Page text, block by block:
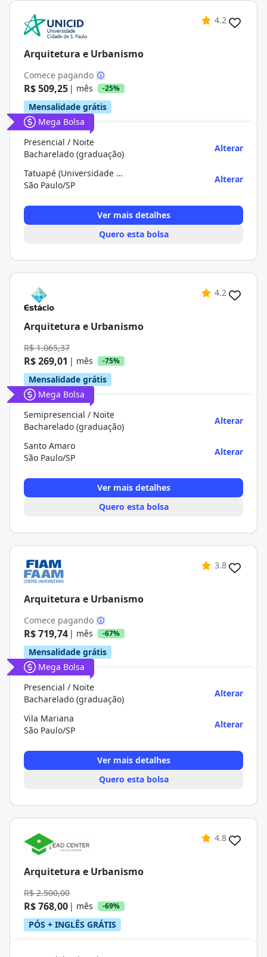
4.2
Arquitetura e Urbanismo
Comece pagando
R$ 509,25 | mês -25%
Mensalidade grátis
Mega Bolsa
Presencial / Noite
Bacharelado (graduação)
Alterar
Tatuapé (Universidade De São Paulo)
São Paulo/SP
Alterar
Ver mais detalhes
Quero esta bolsa
4.2
Arquitetura e Urbanismo
R$ 1.065,37
R$ 269,01 | mês -75%
Mensalidade grátis
Mega Bolsa
Semipresencial / Noite
Bacharelado (graduação)
Alterar
Santo Amaro
São Paulo/SP
Alterar
Ver mais detalhes
Quero esta bolsa
3.8
Arquitetura e Urbanismo
Comece pagando
R$ 719,74 | mês -67%
Mensalidade grátis
Mega Bolsa
Presencial / Noite
Bacharelado (graduação)
Alterar
Vila Mariana
São Paulo/SP
Alterar
Ver mais detalhes
Quero esta bolsa
4.8
Arquitetura e Urbanismo
R$ 2.500,00
R$ 768,00 | mês -69%
PÓS + INGLÊS GRÁTIS